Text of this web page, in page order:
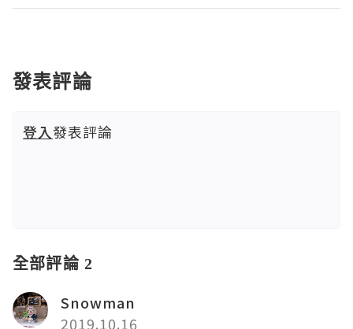
發表評論
登入發表評論
全部評論 2
Snowman
2019.10.16